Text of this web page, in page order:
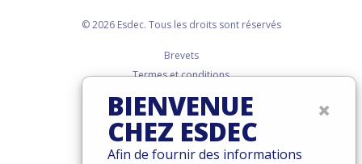
© 2026 Esdec. Tous les droits sont réservés
Brevets
Termes et conditions
Garantie
Governance
Cookies
Privacy policy
×
BIENVENUE
CHEZ ESDEC
Afin de fournir des informations